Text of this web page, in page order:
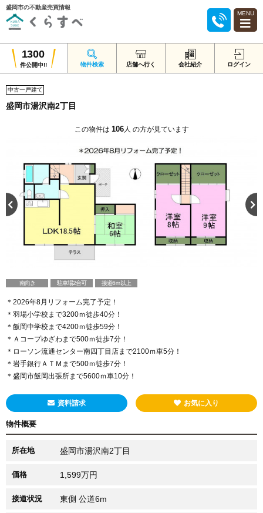
盛岡市の不動産売買情報
MENU
1300
件公開中!! 物件検索 店舗へ行く 会社紹介 ログイン
中古一戸建て
盛岡市湯沢南2丁目
この物件は 106人 の方が見ています
南向き 駐車場2台可 接道6ｍ以上
＊2026年8月リフォーム完了予定！
＊羽場小学校まで3200ｍ徒歩40分！
＊飯岡中学校まで4200ｍ徒歩59分！
＊Ａコープゆざわまで500ｍ徒歩7分！
＊ローソン流通センター南四丁目店まで2100ｍ車5分！
＊岩手銀行ＡＴＭまで500ｍ徒歩7分！
＊盛岡市飯岡出張所まで5600ｍ車10分！
資料請求 お気に入り
物件概要
所在地 盛岡市湯沢南2丁目
価格 1,599万円
接道状況 東側 公道6m